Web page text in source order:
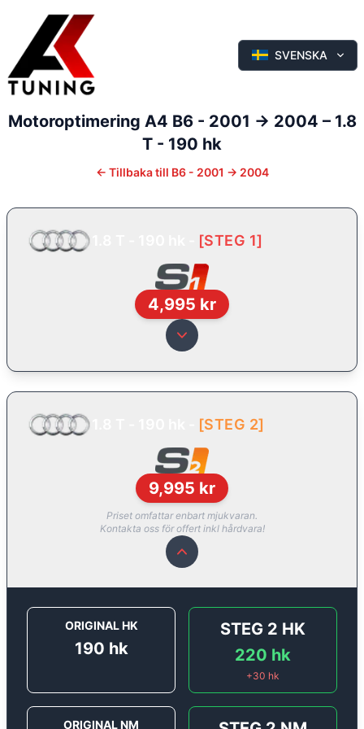
SVENSKA
Motoroptimering A4 B6 - 2001 -> 2004 – 1.8
T - 190 hk
← Tillbaka till B6 - 2001 -> 2004
[STEG 1]
4,995 kr
[STEG 2]
9,995 kr
Priset omfattar enbart mjukvaran.
Kontakta oss för offert inkl hårdvara!
ORIGINAL HK
190 hk
STEG 2 HK
220 hk
+30 hk
ORIGINAL NM